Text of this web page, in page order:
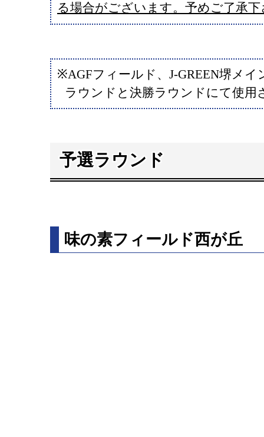
る場合がございます。予めご了承下
※AGFフィールド、J-GREEN堺メ
ラウンドと決勝ラウンドにて使用
予選ラウンド
味の素フィールド西が丘